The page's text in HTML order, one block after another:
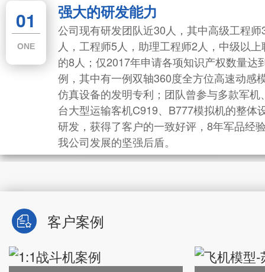
02 公司拥有先进精密
0.02毫米，测量精度
AS9100C国际标准
9001B-2009标准质
产品研发、设计、加
业链最齐全的科技
正的工匠精神。
03 庞大的销售网络
我公司在六大推广平台全方位展开线上销售，全
国七大区域布局线下渠道，合作客户辐射全球，
涉及研究所、强度所、设计院、航空院校、传统
航空企业及航空文化全产业链等等。
专业的服务团队
我公司以“服务是产品的一部分”为宗旨。坚持做
到让用户满意，让用户放心，全心全意为用户服
务，持续改进，尊重用户的隐私，不断提升服务
品质。
01
ONE
强大的研发能力
公司现有研发团队近30人，其中高级工程师
人，工程师5人，助理工程师2人，中级以上
的8人；仅2017年申请各项知识产权数量达
例，其中有一例双轴360度全方位高速动感
仿真设备的发明专利；团队曾参与多款军机
台大型运输客机C919、B777模拟机的整体
研发，获得了客户的一致好评，8年军品经
我公司发展的坚强后盾。
02
TWO
精湛的制造工艺
公司拥有先进精密设备63台，
0.02毫米，测量精度高达2~3微
AS9100C国际标准化质量管理
9001B-2009标准质量管理体系
产品研发、设计、加工、制造
业链最齐全的科技型企业，8年
正的工匠精神。
03
THREE
庞大的销售网络
我公司在六大推广平台全方位展开线上销
国七大区域布局线下渠道，合作客户辐射
涉及研究所、强度所、设计院、航空院校
航空企业及航空文化全产业链等等。
“服务是产品的一部分”为宗旨。坚持做
满意，让用户放心，全心全意为用户服
改进，尊重用户的隐私，不断提升服务
客户案例